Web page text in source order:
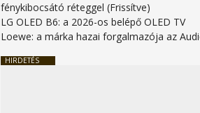
fénykibocsátó réteggel (Frissítve)
LG OLED B6: a 2026-os belépő OLED TV
Loewe: a márka hazai forgalmazója az
HIRDETÉS